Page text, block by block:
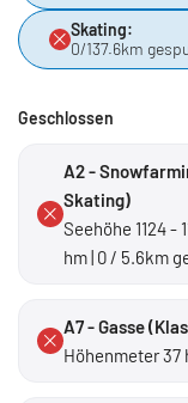
Skating:
0/137.6km
Geschlossen
A2 -
Skating)
Seehöhe 1124 -
hm | 0 / 5.6km
A7 - Gasse
Höhenmeter 37